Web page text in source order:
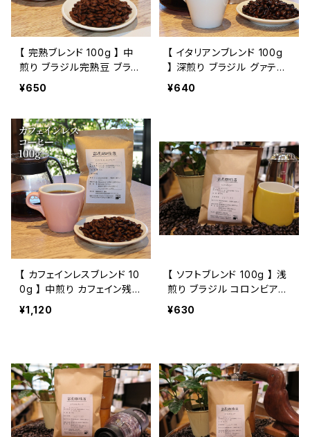
【 完熟ブレンド 100g 】 中
煎り ブラジル完熟豆 ブラジ
ル グァテマラ コロンビア 他
¥650
【 イタリアンブレンド 100g
】 深煎り ブラジル グァテマ
ラ トミヤコーヒー 通販
¥640
【 カフェインレスブレンド 10
0g 】 中煎り カフェイン残留
率0.1％以下 ブラジル コロ
ンビア インドネシア ドリップ
¥1,120
【 ソフトブレンド 100g 】 浅
煎り ブラジル コロンビア他
トミヤコーヒー 通販
¥630